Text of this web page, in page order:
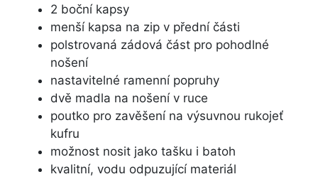
2 boční kapsy
menší kapsa na zip v přední části
polstrovaná zádová část pro pohodlné
nošení
nastavitelné ramenní popruhy
dvě madla na nošení v ruce
poutko pro zavěšení na výsuvnou rukojeť
kufru
možnost nosit jako tašku i batoh
kvalitní, vodu odpuzující materiál